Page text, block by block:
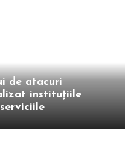
de atacuri
instituțiile